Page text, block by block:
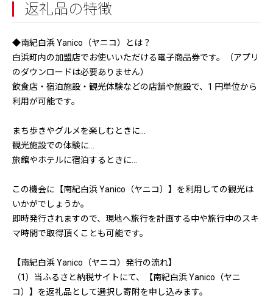
返礼品の特徴
◆南紀白浜 Yanico（ヤニコ）とは？
白浜町内の加盟店でお使いいただける電子商品券です。（アプリ
のダウンロードは必要ありません）
飲食店・宿泊施設・観光体験などの店舗や施設で、1 円単位から
利用が可能です。
まち歩きやグルメを楽しむときに…
観光施設での体験に…
旅館やホテルに宿泊するときに…
この機会に【南紀白浜 Yanico（ヤニコ）】を利用しての観光は
いかがでしょうか。
即時発行されますので、現地へ旅行を計画する中や旅行中のスキ
マ時間で取得頂くことも可能です。
【南紀白浜 Yanico（ヤニコ）発行の流れ】
（1）当ふるさと納税サイトにて、【南紀白浜 Yanico（ヤニ
コ）】を返礼品として選択し寄附を申し込みます。